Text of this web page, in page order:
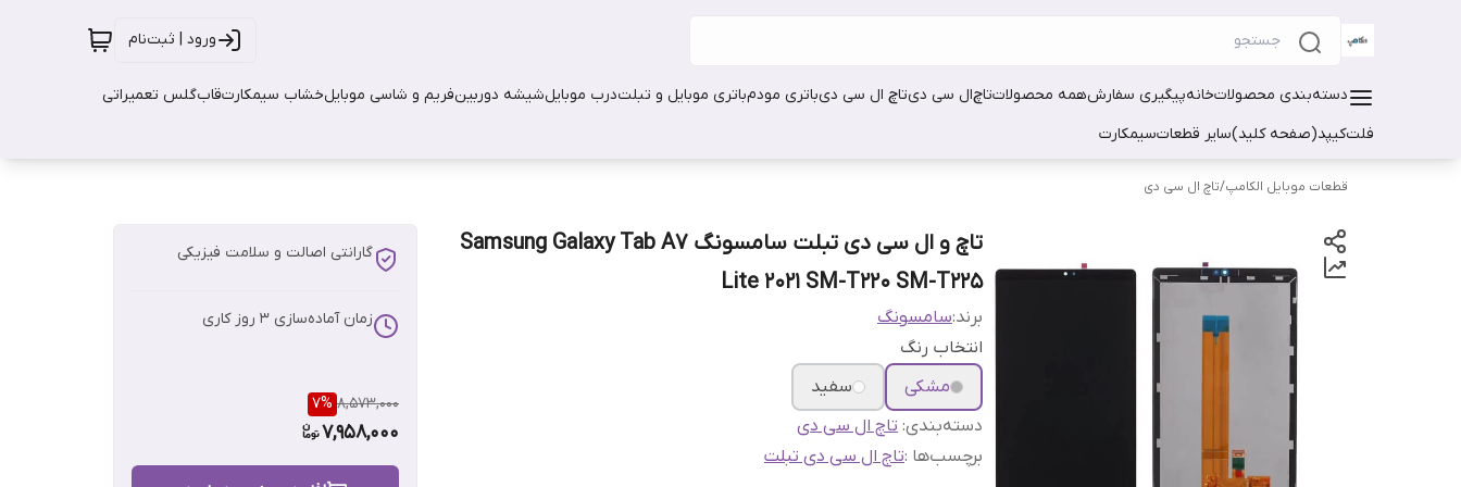
ورود | ثبت‌نام
دسته‌بندی محصولاتخانهپیگیری سفارشهمه محصولاتتاچال سی دیتاچ ال سی دیباتری مودمباتری موبایل و تبلتدرب موبایلشیشه دوربینفریم و شاسی موبایلخشاب سیمکارتقابگلس تعمیراتی
فلتکیپد(صفحه کلید)سایر قطعاتسیمکارت
قطعات موبایل الکامپ/تاچ ال سی دی
تاچ و ال سی دی تبلت سامسونگ Samsung Galaxy Tab A7
Lite 2021 SM-T220 SM-T225
برند:سامسونگ
انتخاب رنگ
مشکی
سفید
دسته‌بندی: تاچ ال سی دی
برچسب‌ها :تاچ ال سی دی تبلت
گارانتی اصالت و سلامت فیزیکی
زمان آماده‌سازی 3 روز کاری
8,573,000
7%
7,958,000